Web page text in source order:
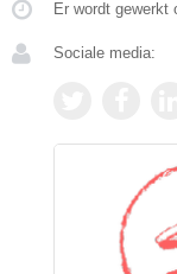
Er wordt gewerkt
Sociale media: